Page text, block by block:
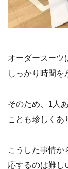
オーダースーツ
しっかり時間を
そのため、1人
ことも珍しくあ
こうした事情か
応するのは難し